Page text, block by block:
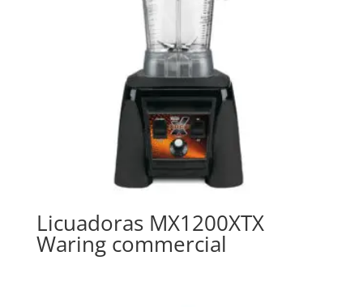
Licuadoras MX1200XTX
Waring commercial